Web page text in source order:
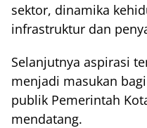
sektor, dinamika
infrastruktur dan
Selanjutnya aspirasi
menjadi masukan
publik Pemerintah
mendatang.